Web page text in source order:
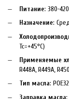
Питание: 380-
Назначение:
Tc=+45°C)
Применяемые
R448A, R449A,
Тип масла: POE32
Заправка масла: